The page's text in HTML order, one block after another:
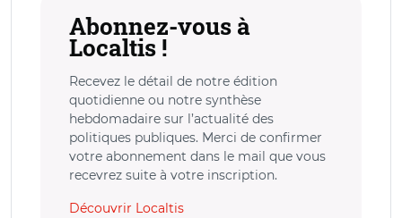
Abonnez-vous à
Localtis !
Recevez le détail de notre édition
quotidienne ou notre synthèse
hebdomadaire sur l’actualité des
politiques publiques. Merci de confirmer
votre abonnement dans le mail que vous
recevrez suite à votre inscription.
Découvrir Localtis